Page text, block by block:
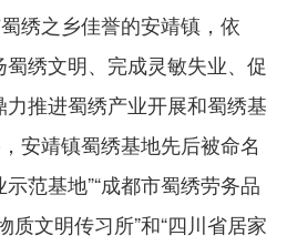
绣之乡佳誉的安靖镇，依
绣文明、完成灵敏失业、促
推进蜀绣产业开展和蜀绣基
安靖镇蜀绣基地先后被命名
范基地”“成都市蜀绣劳务品
质文明传习所”和“四川省居家